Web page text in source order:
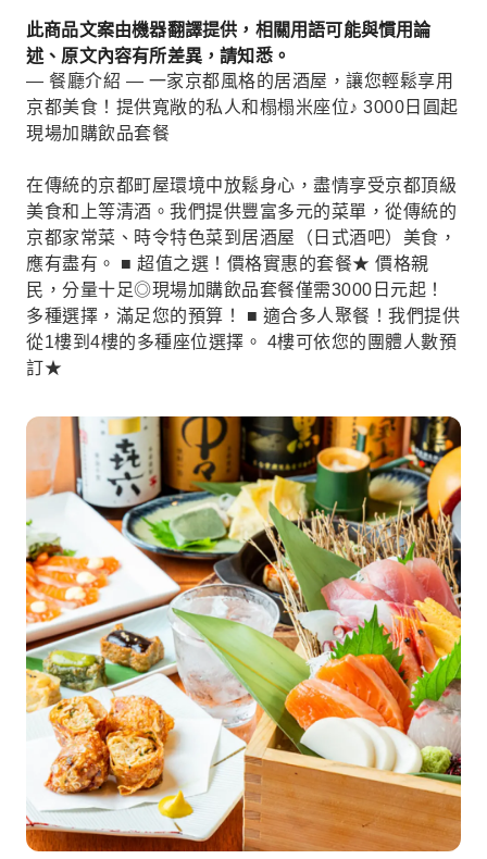
此商品文案由機器翻譯提供，相關用語可能與慣用論
述、原文內容有所差異，請知悉。
— 餐廳介紹 — 一家京都風格的居酒屋，讓您輕鬆享用
京都美食！提供寬敞的私人和榻榻米座位♪ 3000日圓起
現場加購飲品套餐
在傳統的京都町屋環境中放鬆身心，盡情享受京都頂級
美食和上等清酒。我們提供豐富多元的菜單，從傳統的
京都家常菜、時令特色菜到居酒屋（日式酒吧）美食，
應有盡有。 ■ 超值之選！價格實惠的套餐★ 價格親
民，分量十足◎現場加購飲品套餐僅需3000日元起！
多種選擇，滿足您的預算！ ■ 適合多人聚餐！我們提供
從1樓到4樓的多種座位選擇。 4樓可依您的團體人數預
訂★